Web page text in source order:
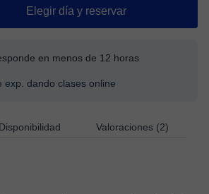
Elegir día y reservar
en menos de 12 horas
exp. dando clases online
Disponibilidad Valoraciones (2)